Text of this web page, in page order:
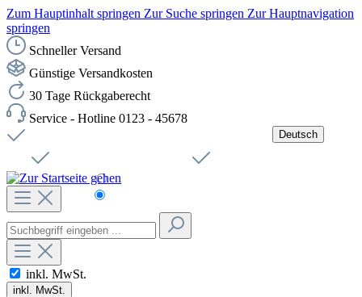
Zum Hauptinhalt springen Zur Suche springen Zur Hauptnavigation
springen
Schneller Versand
Günstige Versandkosten
30 Tage Rückgaberecht
Service - Hotline 0123 - 45678
Deutsch
Čeština
inkl. MwSt.
inkl. MwSt.